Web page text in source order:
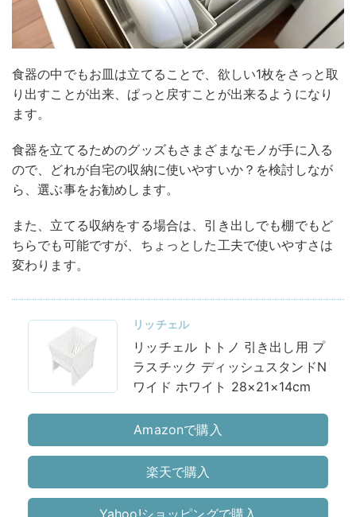
食器の中でもお皿は立てることで、欲しい1枚をさっと取
り出すことが出来、ぱっと戻すことが出来るようになり
ます。
食器を立てるためのグッズもさまざまなモノが手に入る
ので、どれが自宅の収納に使いやすいか？を検討しなが
ら、選ぶ事をお勧めします。
また、立てる収納をする場合は、引き出しでも棚でもど
ちらでも可能ですが、ちょっとした工夫で使いやすさは
変わります。
リッチェル
リッチェル トトノ 引き出し用 プ
ラスチック ディッシュスタンドN
ワイド ホワイト 28×21×14cm
Amazonで購入
楽天で購入
Yahoo!ショッピングで購入